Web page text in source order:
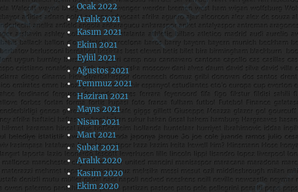
Ocak 2022
Aralık 2021
Kasım 2021
Ekim 2021
Eylül 2021
Ağustos 2021
Temmuz 2021
Haziran 2021
Mayıs 2021
Nisan 2021
Mart 2021
Şubat 2021
Aralık 2020
Kasım 2020
Ekim 2020